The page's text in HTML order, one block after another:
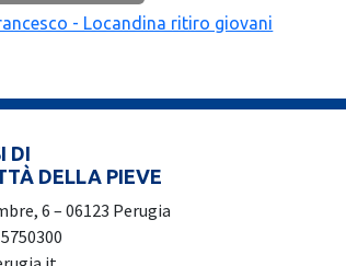
- Locandina ritiro giovani
DI
DELLA PIEVE
6 – 06123 Perugia